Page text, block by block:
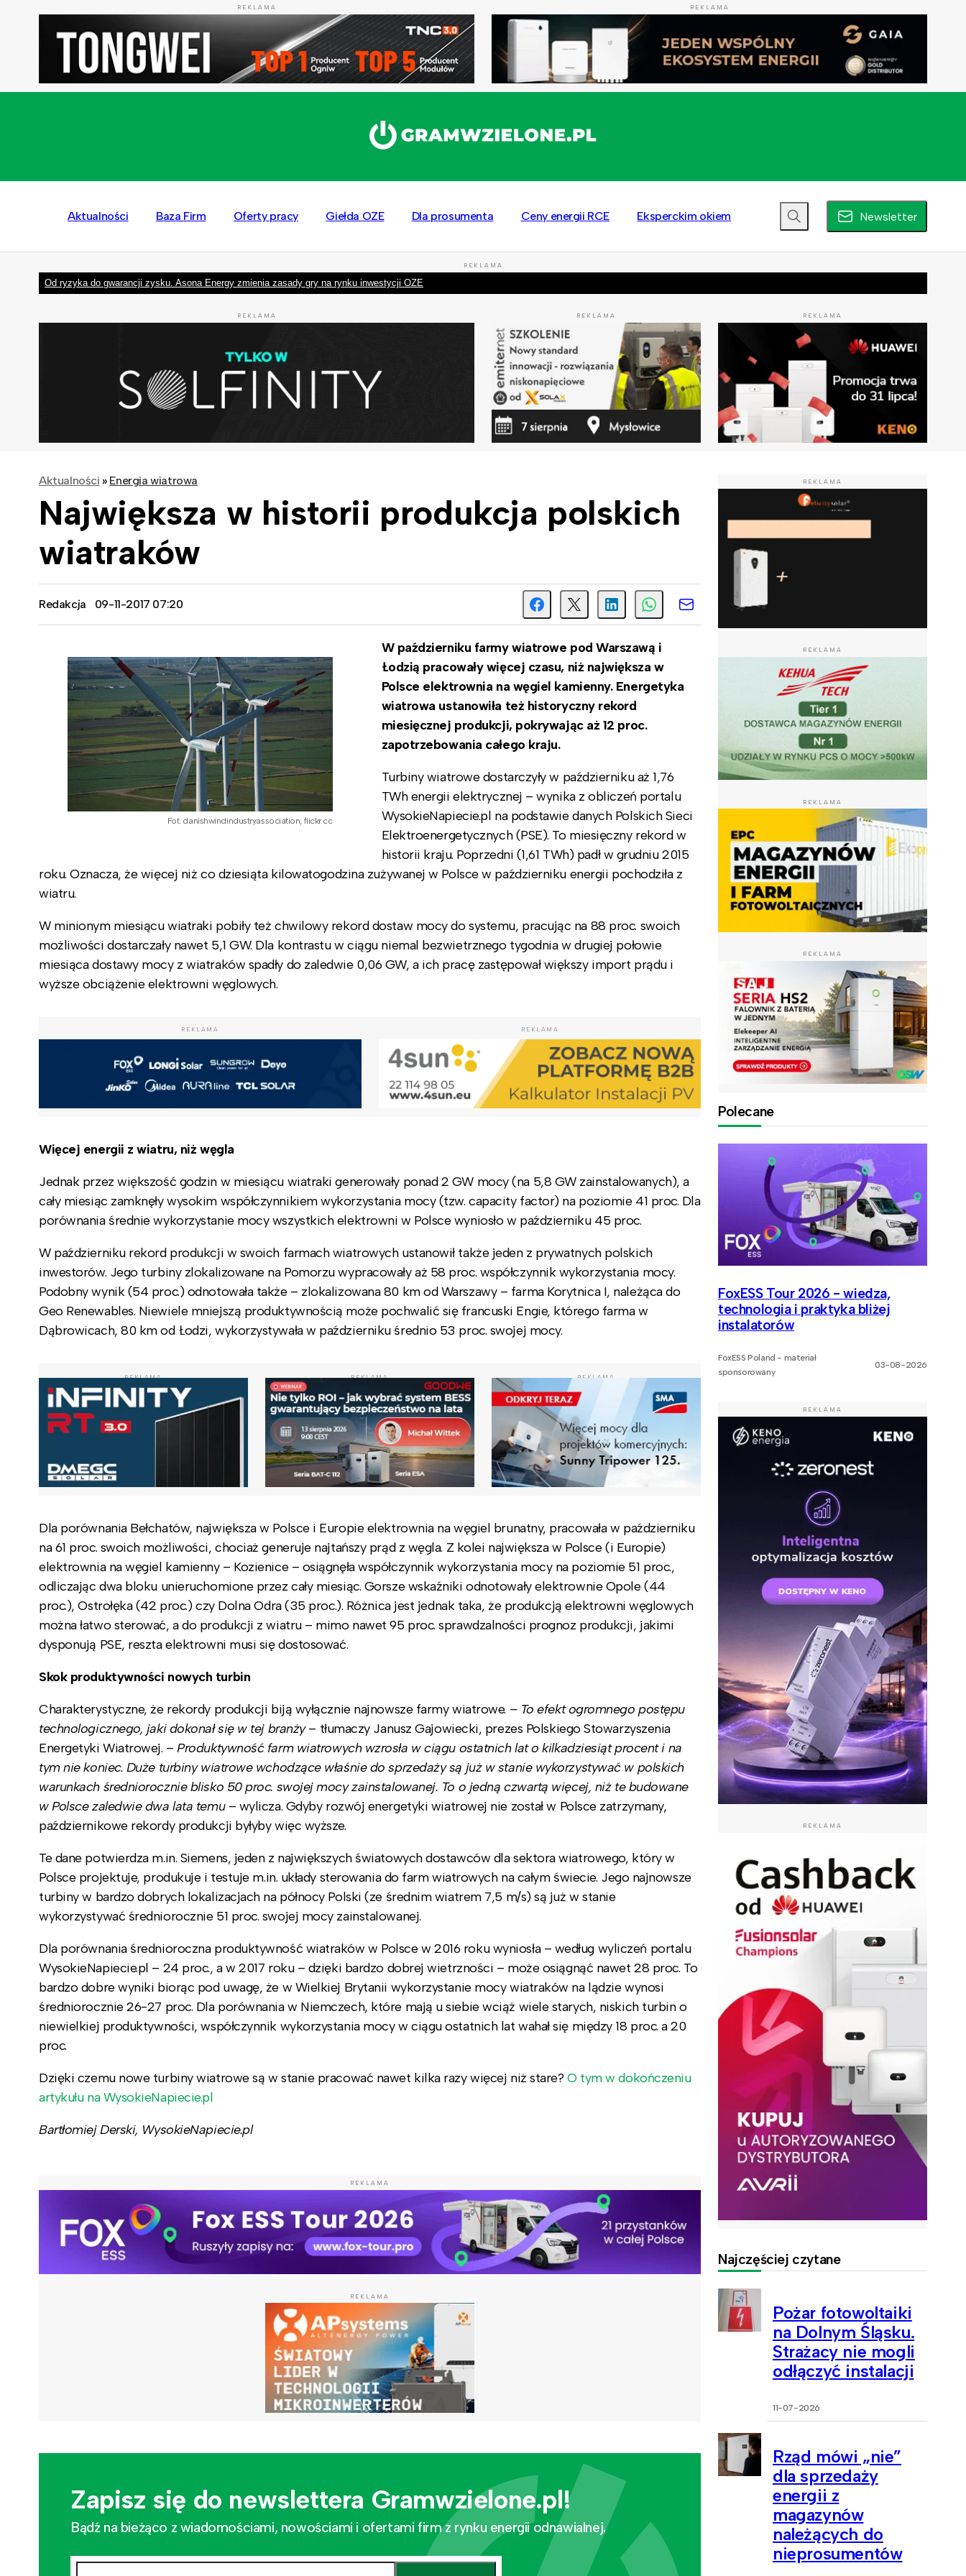
REKLAMA REKLAMA
Aktualności Baza Firm Oferty pracy Giełda OZE Dla prosumenta Ceny energii RCE Eksperckim okiem Newsletter
REKLAMA
Od ryzyka do gwarancji zysku. Asona Energy zmienia zasady gry na rynku inwestycji OZE
REKLAMA REKLAMA REKLAMA
Aktualności » Energia wiatrowa
Największa w historii produkcja polskich
wiatraków
Redakcja 09-11-2017 07:20
Fot. danishwindindustryassociation, flickr cc
W październiku farmy wiatrowe pod Warszawą i
Łodzią pracowały więcej czasu, niż największa w
Polsce elektrownia na węgiel kamienny. Energetyka
wiatrowa ustanowiła też historyczny rekord
miesięcznej produkcji, pokrywając aż 12 proc.
zapotrzebowania całego kraju.
Turbiny wiatrowe dostarczyły w październiku aż 1,76
TWh energii elektrycznej – wynika z obliczeń portalu
WysokieNapiecie.pl na podstawie danych Polskich Sieci
Elektroenergetycznych (PSE). To miesięczny rekord w
historii kraju. Poprzedni (1,61 TWh) padł w grudniu 2015
roku. Oznacza, że więcej niż co dziesiąta kilowatogodzina zużywanej w Polsce w październiku energii pochodziła z
wiatru.
W minionym miesiącu wiatraki pobiły też chwilowy rekord dostaw mocy do systemu, pracując na 88 proc. swoich
możliwości dostarczały nawet 5,1 GW. Dla kontrastu w ciągu niemal bezwietrznego tygodnia w drugiej połowie
miesiąca dostawy mocy z wiatraków spadły do zaledwie 0,06 GW, a ich pracę zastępował większy import prądu i
wyższe obciążenie elektrowni węglowych.
REKLAMA REKLAMA
Więcej energii z wiatru, niż węgla
Jednak przez większość godzin w miesiącu wiatraki generowały ponad 2 GW mocy (na 5,8 GW zainstalowanych), a
cały miesiąc zamknęły wysokim współczynnikiem wykorzystania mocy (tzw. capacity factor) na poziomie 41 proc. Dla
porównania średnie wykorzystanie mocy wszystkich elektrowni w Polsce wyniosło w październiku 45 proc.
W październiku rekord produkcji w swoich farmach wiatrowych ustanowił także jeden z prywatnych polskich
inwestorów. Jego turbiny zlokalizowane na Pomorzu wypracowały aż 58 proc. współczynnik wykorzystania mocy.
Podobny wynik (54 proc.) odnotowała także – zlokalizowana 80 km od Warszawy – farma Korytnica I, należąca do
Geo Renewables. Niewiele mniejszą produktywnością może pochwalić się francuski Engie, którego farma w
Dąbrowicach, 80 km od Łodzi, wykorzystywała w październiku średnio 53 proc. swojej mocy.
REKLAMA REKLAMA REKLAMA
Dla porównania Bełchatów, największa w Polsce i Europie elektrownia na węgiel brunatny, pracowała w październiku
na 61 proc. swoich możliwości, chociaż generuje najtańszy prąd z węgla. Z kolei największa w Polsce (i Europie)
elektrownia na węgiel kamienny – Kozienice – osiągnęła współczynnik wykorzystania mocy na poziomie 51 proc.,
odliczając dwa bloku unieruchomione przez cały miesiąc. Gorsze wskaźniki odnotowały elektrownie Opole (44
proc.), Ostrołęka (42 proc.) czy Dolna Odra (35 proc.). Różnica jest jednak taka, że produkcją elektrowni węglowych
można łatwo sterować, a do produkcji z wiatru – mimo nawet 95 proc. sprawdzalności prognoz produkcji, jakimi
dysponują PSE, reszta elektrowni musi się dostosować.
Skok produktywności nowych turbin
Charakterystyczne, że rekordy produkcji biją wyłącznie najnowsze farmy wiatrowe. – To efekt ogromnego postępu
technologicznego, jaki dokonał się w tej branży– tłumaczy Janusz Gajowiecki, prezes Polskiego Stowarzyszenia
Energetyki Wiatrowej. –Produktywność farm wiatrowych wzrosła w ciągu ostatnich lat o kilkadziesiąt procent i na
tym nie koniec. Duże turbiny wiatrowe wchodzące właśnie do sprzedaży są już w stanie wykorzystywać w polskich
warunkach średniorocznie blisko 50 proc. swojej mocy zainstalowanej. To o jedną czwartą więcej, niż te budowane
w Polsce zaledwie dwa lata temu– wylicza. Gdyby rozwój energetyki wiatrowej nie został w Polsce zatrzymany,
październikowe rekordy produkcji byłyby więc wyższe.
Te dane potwierdza m.in. Siemens, jeden z największych światowych dostawców dla sektora wiatrowego, który w
Polsce projektuje, produkuje i testuje m.in. układy sterowania do farm wiatrowych na całym świecie. Jego najnowsze
turbiny w bardzo dobrych lokalizacjach na północy Polski (ze średnim wiatrem 7,5 m/s) są już w stanie
wykorzystywać średniorocznie 51 proc. swojej mocy zainstalowanej.
Dla porównania średnioroczna produktywność wiatraków w Polsce w 2016 roku wyniosła – według wyliczeń portalu
WysokieNapiecie.pl – 24 proc., a w 2017 roku – dzięki bardzo dobrej wietrzności – może osiągnąć nawet 28 proc. To
bardzo dobre wyniki biorąc pod uwagę, że w Wielkiej Brytanii wykorzystanie mocy wiatraków na lądzie wynosi
średniorocznie 26-27 proc. Dla porównania w Niemczech, które mają u siebie wciąż wiele starych, niskich turbin o
niewielkiej produktywności, współczynnik wykorzystania mocy w ciągu ostatnich lat wahał się między 18 proc. a 20
proc.
Dzięki czemu nowe turbiny wiatrowe są w stanie pracować nawet kilka razy więcej niż stare?O tym w dokończeniu
artykułu na WysokieNapiecie.pl
Bartłomiej Derski, WysokieNapiecie.pl
REKLAMA
REKLAMA
Zapisz się do newslettera Gramwzielone.pl!
Bądź na bieżąco z wiadomościami, nowościami i ofertami firm z rynku energii odnawialnej.
REKLAMA
REKLAMA
REKLAMA
REKLAMA
Polecane
FoxESS Tour 2026 - wiedza,
technologia i praktyka bliżej
instalatorów
FoxESS Poland - materiał
sponsorowany
03-08-2026
REKLAMA
REKLAMA
Najczęściej czytane
Pożar fotowoltaiki
na Dolnym Śląsku.
Strażacy nie mogli
odłączyć instalacji
11-07-2026
Rząd mówi „nie”
dla sprzedaży
energii z
magazynów
należących do
nieprosumentów